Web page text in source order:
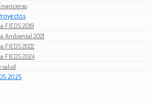
FIEDS 2019
Ambiental 2021
FIEDS 2022
FIEDS 2024
salud
2025